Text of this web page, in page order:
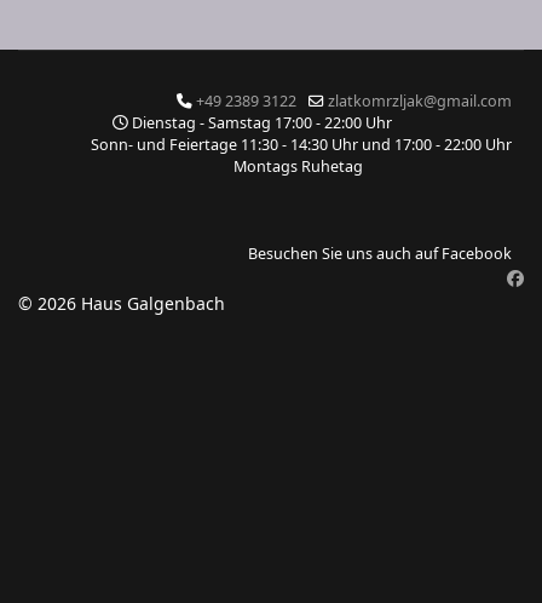
+49 2389 3122
zlatkomrzljak@gmail.com
Dienstag - Samstag 17:00 - 22:00 Uhr
Sonn- und Feiertage 11:30 - 14:30 Uhr und 17:00 - 22:00 Uhr
Montags Ruhetag
Besuchen Sie uns auch auf Facebook
© 2026 Haus Galgenbach